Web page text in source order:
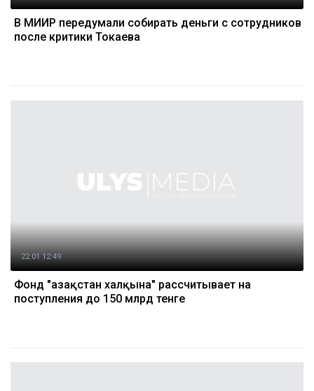
В МИИР передумали собирать деньги с сотрудников
после критики Токаева
22.01 12:49
Фонд "Қазақстан халқына" рассчитывает на
поступления до 150 млрд тенге